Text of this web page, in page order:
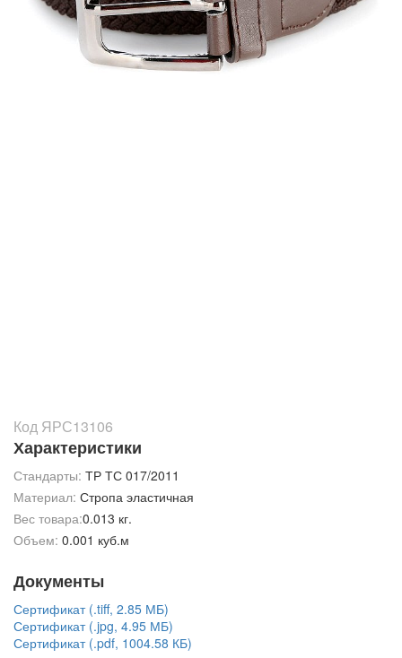
Код ЯРС13106
Характеристики
Стандарты: ТР ТС 017/2011
Материал: Стропа эластичная
Вес товара:0.013 кг.
Объем: 0.001 куб.м
Документы
Сертификат (.tiff, 2.85 МБ)
Сертификат (.jpg, 4.95 МБ)
Сертификат (.pdf, 1004.58 КБ)